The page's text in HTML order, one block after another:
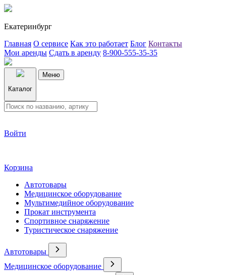
Екатеринбург
Главная О сервисе Как это работает Блог Контакты
Мои аренды Сдать в аренду 8-900-555-35-35
Каталог
Меню
Войти
Корзина
Автотовары
Медицинское оборудование
Мультимедийное оборудование
Прокат инструмента
Спортивное снаряжение
Туристическое снаряжение
Автотовары
Медицинское оборудование